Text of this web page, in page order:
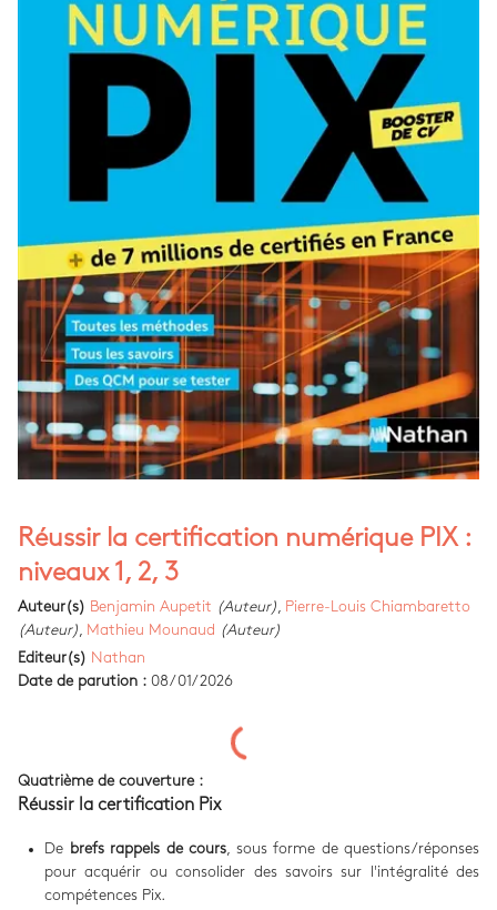
Réussir la certification numérique PIX :
niveaux 1, 2, 3
Auteur(s) Benjamin Aupetit (Auteur)
Pierre-Louis Chiambaretto
(Auteur)
Mathieu Mounaud (Auteur)
Editeur(s) Nathan
Date de parution : 08/01/2026
Quatrième de couverture :
Réussir la certification Pix
De brefs rappels de cours , sous forme de questions/réponses
pour acquérir ou consolider des savoirs sur l'intégralité des
compétences Pix.